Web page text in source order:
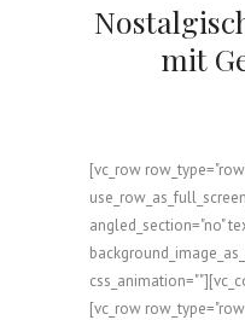
mit
[vc_row
angled_section="no"
[vc_row